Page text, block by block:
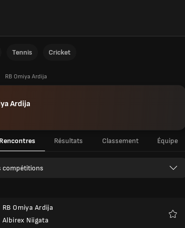
Tennis Cricket
RB Omiya Ardija
Ardija
Rencontres Résultats Classement Équipe
compétitions
RB Omiya Ardija
Albirex Niigata